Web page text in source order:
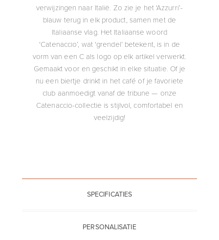
verwijzingen naar Italië. Zo zie je het ‘Azzurri’-
blauw terug in elk product, samen met de
Italiaanse vlag. Het Italiaanse woord
‘Catenaccio’, wat ‘grendel’ betekent, is in de
vorm van een C als logo op elk artikel verwerkt.
Gemaakt voor en geschikt in elke situatie. Of je
nu een biertje drinkt in het café of je favoriete
club aanmoedigt vanaf de tribune — onze
Catenaccio-collectie is stijlvol, comfortabel en
veelzijdig!
SPECIFICATIES
PERSONALISATIE